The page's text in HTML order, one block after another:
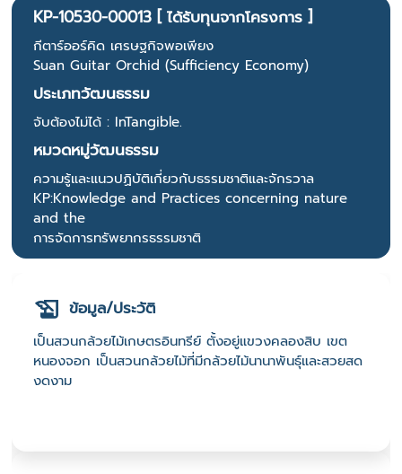
KP-10530-00013 [ ได้รับทุนจากโครงการ ]
กีตาร์ออร์คิด เศรษฐกิจพอเพียง​
Suan Guitar Orchid (Sufficiency Economy)
ประเภทวัฒนธรรม
จับต้องไม่ได้ : InTangible.
หมวดหมู่วัฒนธรรม
ความรู้และแนวปฏิบัติเกี่ยวกับธรรมชาติและจักรวาล
KP:Knowledge and Practices concerning nature
and the
การจัดการทรัพยากรธรรมชาติ
ข้อมูล/ประวัติ
เป็นสวนกล้วยไม้เกษตรอินทรีย์ ตั้งอยู่แขวงคลองสิบ เขต
หนองจอก เป็นสวนกล้วยไม้ที่มีกล้วยไม้นานาพันธุ์และสวยสด
งดงาม